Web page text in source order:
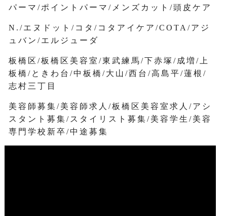
パーマ/ポイントパーマ/メンズカット/頭皮ケア
N./エヌドット/コタ/コタアイケア/COTA/アジ
ュバン/エルジューダ
板橋区/板橋区美容室/東武練馬/下赤塚/成増/上
板橋/ときわ台/中板橋/大山/西台/高島平/蓮根/
志村三丁目
美容師募集/美容師求人/板橋区美容室求人/アシ
スタント募集/スタイリスト募集/美容学生/美容
専門学校新卒/中途募集